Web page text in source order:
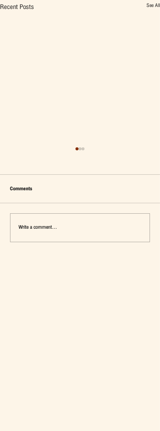
Recent Posts See All
เมื่อ Self-concept ถูกเติมเต็ม Fashion อาจ
จะไม่ใช่คำตอบ
Comments
Write a comment...